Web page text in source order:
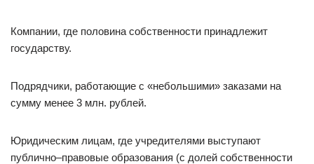
Компании, где половина собственности принадлежит
государству.
Подрядчики, работающие с «небольшими» заказами на
сумму менее 3 млн. рублей.
Юридическим лицам, где учредителями выступают
публично–правовые образования (с долей собственности